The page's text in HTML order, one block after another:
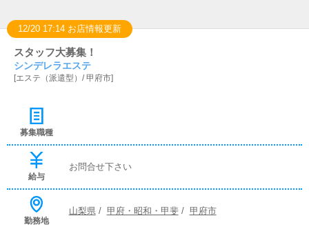
12/20 17:14 お店情報更新
スタッフ大募集！
シンデレラエステ
[エステ（派遣型） /甲府市]
募集職種
給与
お問合せ下さい
勤務地
山梨県/ 甲府・昭和・甲斐/ 甲府市